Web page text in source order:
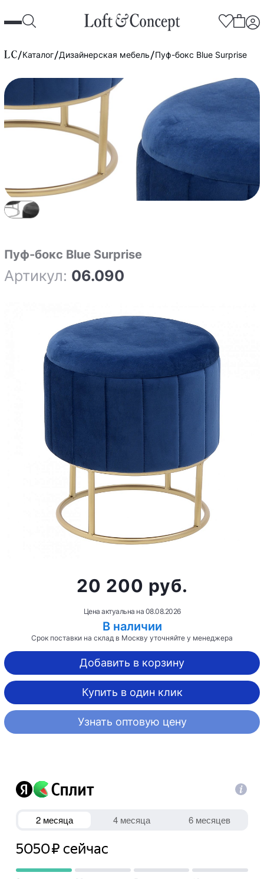
Каталог Дизайнерская мебель Пуф-бокс Blue Surprise
Пуф-бокс Blue Surprise
Артикул: 06.090
20 200 руб.
Цена актуальна на 08.08.2026
В наличии
Срок поставки на склад в Москву уточняйте у менеджера
Добавить в корзину
Купить в один клик
Узнать оптовую цену